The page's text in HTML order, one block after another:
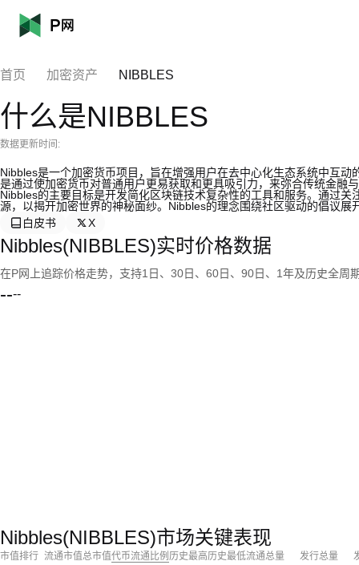
首页 加密资产 NIBBLES
什么是NIBBLES
数据更新时间:
Nibbles是一个加密货币项目，旨在增强用户在去中心化生态系统中互
是通过使加密货币对普通用户更易获取和更具吸引力，来弥合传统金融
Nibbles的主要目标是开发简化区块链技术复杂性的工具和服务。通过
源，以揭开加密世界的神秘面纱。Nibbles的理念围绕社区驱动的倡议
白皮书
X
Nibbles(NIBBLES)实时价格数据
在P网上追踪价格走势，支持1日、30日、60日、90日、1年及历史全周
----
Nibbles(NIBBLES)市场关键表现
市值排行 流通市值总市值代币流通比例 历史最高历史最低流通总量 发行总量